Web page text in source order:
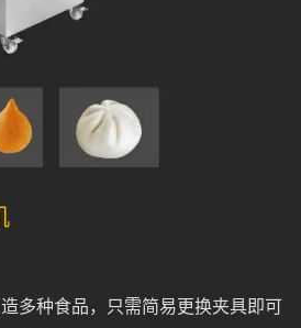
多种食品，只需简易更换夹具即可